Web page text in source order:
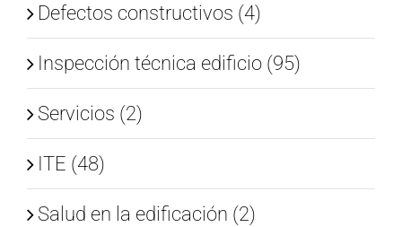
Defectos constructivos (4)
Inspección técnica edificio (95)
Servicios (2)
ITE (48)
Salud en la edificación (2)